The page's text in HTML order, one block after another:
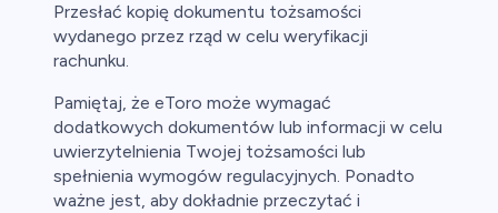
Przesłać kopię dokumentu tożsamości
wydanego przez rząd w celu weryfikacji
rachunku.
Pamiętaj, że eToro może wymagać
dodatkowych dokumentów lub informacji w celu
uwierzytelnienia Twojej tożsamości lub
spełnienia wymogów regulacyjnych. Ponadto
ważne jest, aby dokładnie przeczytać i